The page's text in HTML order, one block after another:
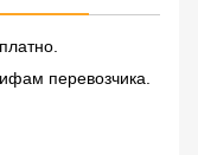
перевозчика.